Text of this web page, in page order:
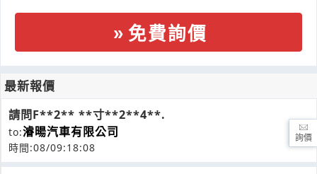
免費詢價
最新報價
請問F**2** **寸**2**4**.
to:濬暘汽車有限公司
時間:08/09:18:08
詢價